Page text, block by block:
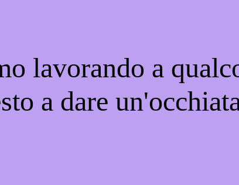
lavorando a
a dare